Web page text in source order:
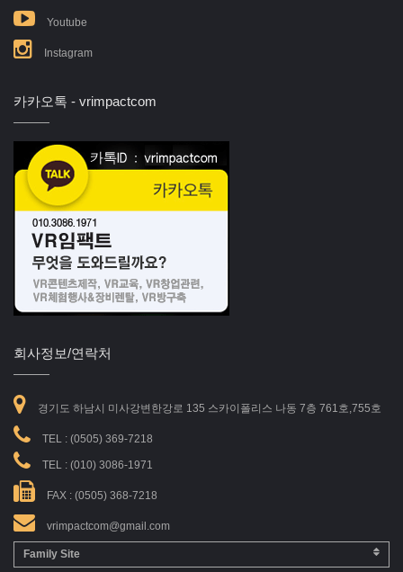
Youtube
Instagram
카카오톡 - vrimpactcom
회사정보/연락처
경기도 하남시 미사강변한강로 135 스카이폴리스 나동 7층 761호,755호
TEL : (0505) 369-7218
TEL : (010) 3086-1971
FAX : (0505) 368-7218
vrimpactcom@gmail.com
Family Site